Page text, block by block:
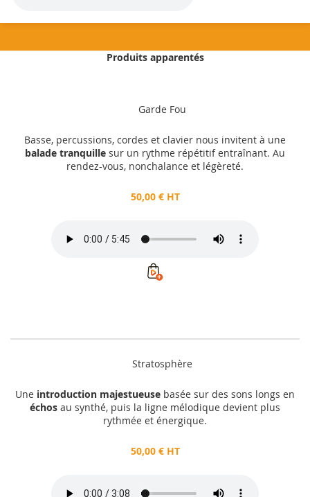
Produits apparentés
Garde Fou
Basse, percussions, cordes et clavier nous invitent à une
balade tranquille sur un rythme répétitif entraînant. Au
rendez-vous, nonchalance et légèreté.
50,00 € HT
Stratosphère
Une introduction majestueuse basée sur des sons longs en
échos au synthé, puis la ligne mélodique devient plus
rythmée et énergique.
50,00 € HT